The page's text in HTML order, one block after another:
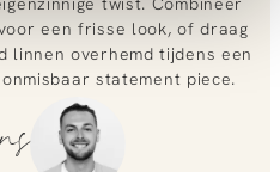
or call us on
We’re happy to help!
een frisse look, of draag
linnen overhemd tijdens een
statement piece.